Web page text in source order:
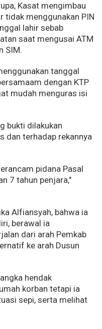
Kasat mengimbau
tidak menggunakan PIN
lahir sebab
saat mengusai ATM
SIM.
tanggal
dengan KTP
mudah menguras isi
bukti dilakukan
dan terhadap rekannya
pidana Pasal
7 tahun penjara,"
Alfiansyah, bahwa ia
berawal ia
dari arah Pemkab
ke arah Dusun
hendak
korban tetapi ia
sepi, serta melihat